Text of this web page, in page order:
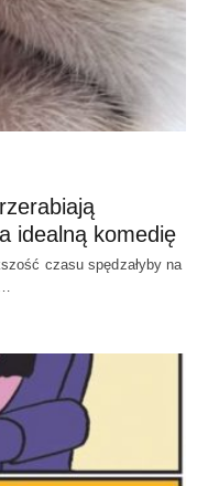
idealną komedię
czasu spędzałyby na